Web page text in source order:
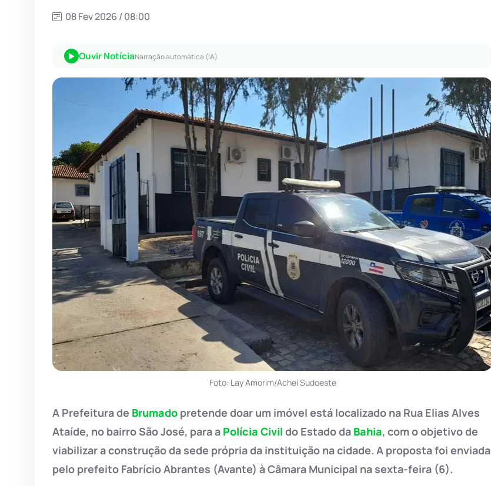
08 Fev 2026 / 08:00
Ouvir NotíciaNarração automática (IA)
Foto: Lay Amorim/Achei Sudoeste
A Prefeitura de Brumado pretende doar um imóvel está localizado na Rua Elias Alves
Ataíde, no bairro São José, para a Polícia Civil do Estado da Bahia, com o objetivo de
viabilizar a construção da sede própria da instituição na cidade. A proposta foi enviada
pelo prefeito Fabrício Abrantes (Avante) à Câmara Municipal na sexta-feira (6).